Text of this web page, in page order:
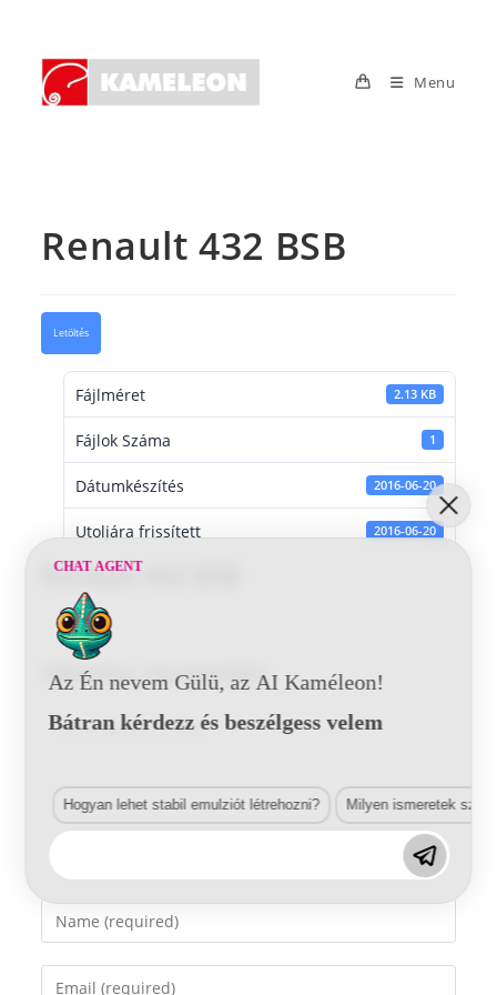
content
Menu
Renault 432 BSB
Letöltés
Fájlméret 2.13 KB
Fájlok Száma 1
Dátumkészítés 2016-06-20
Utoljára frissített 2016-06-20
Renault 432 BSB
Vélemény, hozzászólás?
Comment
Enter
your
name
Enter
CHAT AGENT
Az Én nevem Gülü, az AI Kaméleon!
Bátran kérdezz és beszélgess velem
Hogyan lehet stabil emulziót létrehozni? Milyen ismeretek